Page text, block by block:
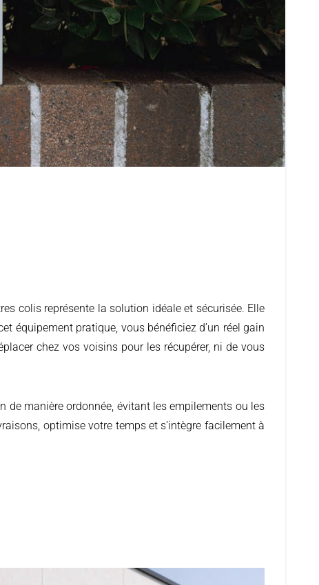
équipement pratique, vous bénéficiez d’un réel gain
chez vos voisins pour les récupérer, ni de vous
de manière ordonnée, évitant les empilements ou les
optimise votre temps et s’intègre facilement à